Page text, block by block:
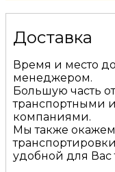
Доставка
Время и место
менеджером.
Большую часть
транспортными
компаниями.
Мы также
удобной для Вас